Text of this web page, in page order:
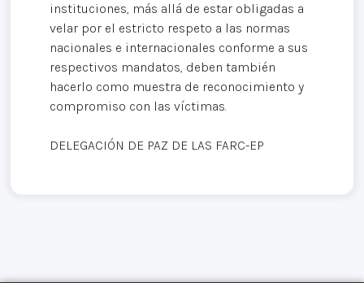
instituciones, más allá de estar obligadas a
velar por el estricto respeto a las normas
nacionales e internacionales conforme a sus
respectivos mandatos, deben también
hacerlo como muestra de reconocimiento y
compromiso con las víctimas.
DELEGACIÓN DE PAZ DE LAS FARC-EP